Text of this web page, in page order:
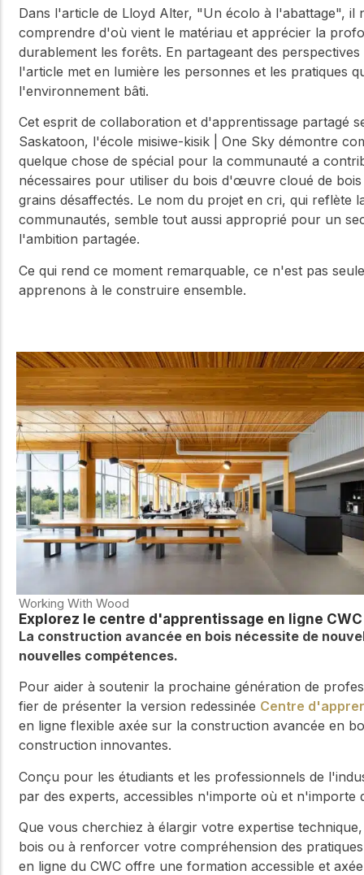
Dans l'article de Lloyd Alter, "Un écolo à l'abattage",
comprendre d'où vient le matériau et apprécier la
durablement les forêts. En partageant des
l'article met en lumière les personnes et les pratiques
l'environnement bâti.
Cet esprit de collaboration et d'apprentissage partagé
Saskatoon, l'école misiwe-kisik | One Sky démontre
quelque chose de spécial pour la communauté a
nécessaires pour utiliser du bois d'œuvre cloué de
grains désaffectés. Le nom du projet en cri, qui
communautés, semble tout aussi approprié pour un
l'ambition partagée.
Ce qui rend ce moment remarquable, ce n'est pas
apprenons à le construire ensemble.
Working With Wood
Explorez le centre d'apprentissage en ligne
La construction avancée en bois nécessite de
nouvelles compétences.
Pour aider à soutenir la prochaine génération de
fier de présenter la version redessinée Centre
en ligne flexible axée sur la construction avancée en
construction innovantes.
Conçu pour les étudiants et les professionnels de
par des experts, accessibles n'importe où et n'importe
Que vous cherchiez à élargir votre expertise
bois ou à renforcer votre compréhension des
en ligne du CWC offre une formation accessible et